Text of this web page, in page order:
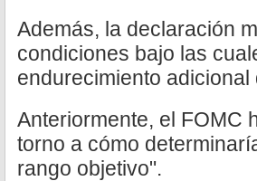
Además, la declaración
condiciones bajo las
endurecimiento adicional
Anteriormente, el FOMC
torno a cómo
rango objetivo".